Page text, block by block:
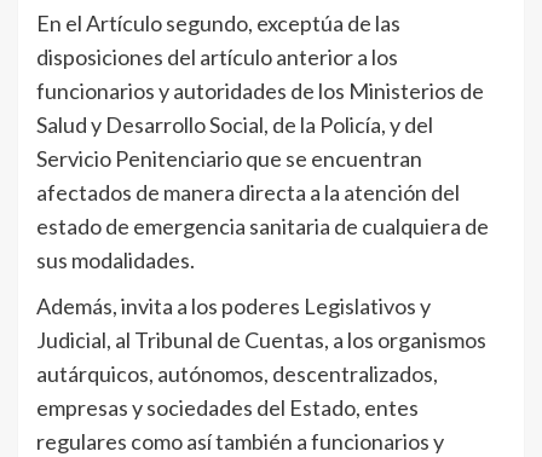
En el Artículo segundo, exceptúa de las
disposiciones del artículo anterior a los
funcionarios y autoridades de los Ministerios de
Salud y Desarrollo Social, de la Policía, y del
Servicio Penitenciario que se encuentran
afectados de manera directa a la atención del
estado de emergencia sanitaria de cualquiera de
sus modalidades.
Además, invita a los poderes Legislativos y
Judicial, al Tribunal de Cuentas, a los organismos
autárquicos, autónomos, descentralizados,
empresas y sociedades del Estado, entes
regulares como así también a funcionarios y